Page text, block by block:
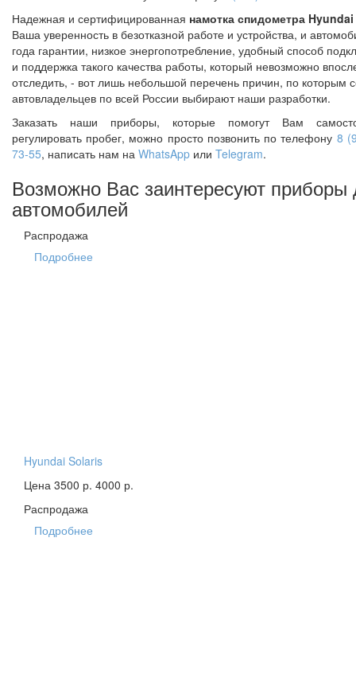
Надежная и сертифицированная намотка спидометра
Ваша уверенность в безотказной работе и устройства, и
года гарантии, низкое энергопотребление, удобный способ
и поддержка такого качества работы, который невозможно
отследить, - вот лишь небольшой перечень причин, по которым
автовладельцев по всей России выбирают наши разработки.
Заказать наши приборы, которые помогут Вам
регулировать пробег, можно просто позвонить по телефону 8
73-55, написать нам на WhatsApp или Telegram.
Возможно Вас заинтересуют приборы
автомобилей
Распродажа
Подробнее
Hyundai Solaris
Цена 3500 р. 4000 р.
Распродажа
Подробнее